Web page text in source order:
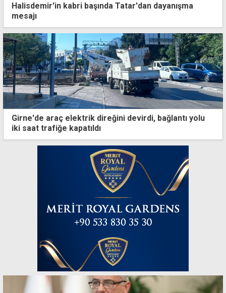
Halisdemir'in kabri başında Tatar'dan dayanışma
mesajı
Girne'de araç elektrik direğini devirdi, bağlantı yolu
iki saat trafiğe kapatıldı